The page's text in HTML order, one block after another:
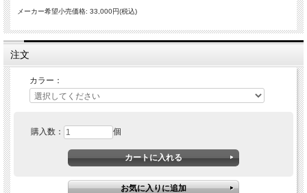
Red Bull SPECT は、オーストリア発の世界的ブランドRed Bullと、同じくオースト
リア発のアイウェアブランドSPECTがコラボして生まれた、全く新しいコンセプ
トを持ったアイウェアブランドです。
スタイルと機能性を両立させるRed Bull SPECT サングラス、SPORT WINGライン
WING1。
WING SYSTEM ウィングデュアルテンプルシステム
特許取得済み、ふたつのテンプルがひとつのフレームに収まる、SPECT独自の
メーカー希望小売価格: 33,000円(税込)
注文
カラー：
購入数： 個